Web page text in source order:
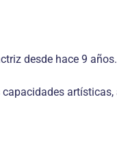
desde hace 9 años.